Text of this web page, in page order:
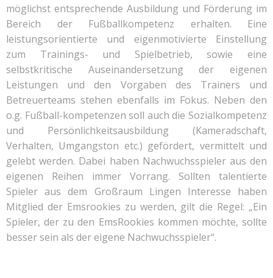
möglichst entsprechende Ausbildung und Förderung im
Bereich der Fußballkompetenz erhalten. Eine
leistungsorientierte und eigenmotivierte Einstellung
zum Trainings- und Spielbetrieb, sowie eine
selbstkritische Auseinandersetzung der eigenen
Leistungen und den Vorgaben des Trainers und
Betreuerteams stehen ebenfalls im Fokus. Neben den
o.g. Fußball-kompetenzen soll auch die Sozialkompetenz
und Persönlichkeitsausbildung (Kameradschaft,
Verhalten, Umgangston etc.) gefördert, vermittelt und
gelebt werden. Dabei haben Nachwuchsspieler aus den
eigenen Reihen immer Vorrang. Sollten talentierte
Spieler aus dem Großraum Lingen Interesse haben
Mitglied der Emsrookies zu werden, gilt die Regel: „Ein
Spieler, der zu den EmsRookies kommen möchte, sollte
besser sein als der eigene Nachwuchsspieler“.